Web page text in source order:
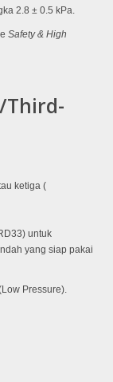
2.8 ± 0.5 kPa.
Safety & High
Third-
ketiga (
untuk
yang siap pakai
Pressure).